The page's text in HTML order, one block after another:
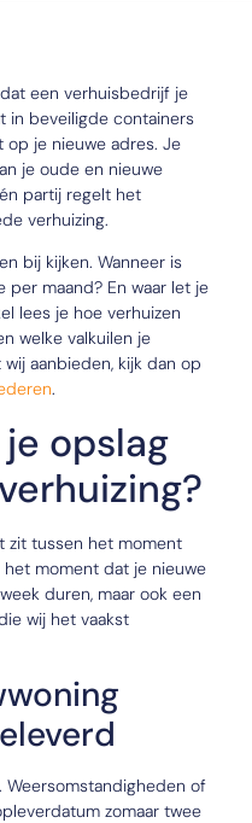
een verhuisbedrijf je
in beveiligde containers
je nieuwe adres. Je
je oude en nieuwe
partij regelt het
verhuizing.
bij kijken. Wanneer is
per maand? En waar let je
lees je hoe verhuizen
welke valkuilen je
aanbieden, kijk dan op
.
opslag
zit tussen het moment
moment dat je nieuwe
duren, maar ook een
wij het vaakst
of
zomaar twee